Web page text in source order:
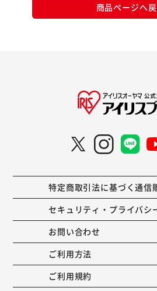
商品ページへ
特定商取引法に基づく通信
セキュリティ・プライバシ
お問い合わせ
ご利用方法
ご利用規約